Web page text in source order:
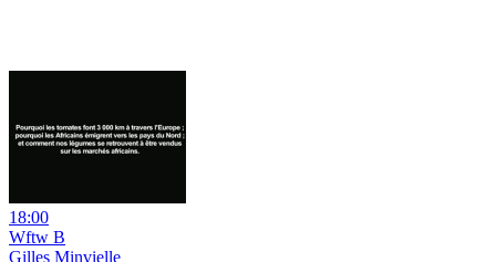
18:00
Wftw B
Gilles Minvielle